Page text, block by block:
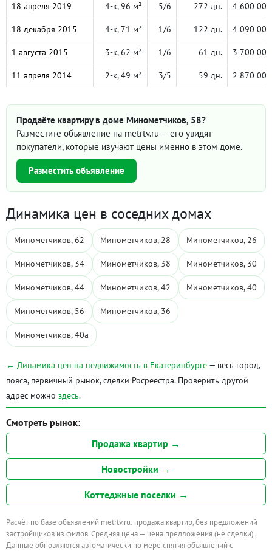
18 апреля 2019 4-к, 96 м² 5/6 272 дн. 4 600 000
18 декабря 2015 4-к, 71 м² 1/6 122 дн. 4 090 000
1 августа 2015 3-к, 62 м² 1/6 61 дн. 3 700 000
11 апреля 2014 2-к, 49 м² 3/5 59 дн. 2 870 000
Продаёте квартиру в доме Минометчиков, 58?
Разместите объявление на metrtv.ru — его увидят
покупатели, которые изучают цены именно в этом доме.
Разместить объявление
Динамика цен в соседних домах
Минометчиков, 62 Минометчиков, 28 Минометчиков, 26
Минометчиков, 34 Минометчиков, 38 Минометчиков, 30
Минометчиков, 44 Минометчиков, 42 Минометчиков, 40
Минометчиков, 56 Минометчиков, 36
Минометчиков, 40а
← Динамика цен на недвижимость в Екатеринбурге — весь город,
пояса, первичный рынок, сделки Росреестра. Проверить другой
адрес можно здесь.
Смотреть рынок:
Продажа квартир →
Новостройки →
Коттеджные поселки →
Расчёт по базе объявлений metrtv.ru: продажа квартир, без предложений
застройщиков из фидов. Средняя цена — цена предложения (не сделки).
Данные обновляются автоматически по мере снятия объявлений с